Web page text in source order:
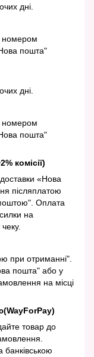
дні.
номером
пошта"
дні.
номером
пошта"
комісії)
«Нова
післяплатою
Оплата
на
при отриманні".
пошта" або у
на місці
товар до
банківською